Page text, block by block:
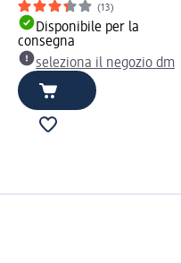
(13)
Disponibile per la
consegna
seleziona il negozio dm